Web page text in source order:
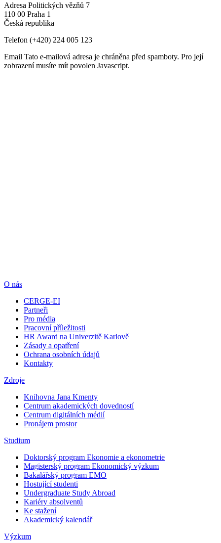
Adresa Politických vězňů 7
110 00 Praha 1
Česká republika
Telefon (+420) 224 005 123
Email Tato e-mailová adresa je chráněna před spamboty. Pro její
zobrazení musíte mít povolen Javascript.
O nás
CERGE-EI
Partneři
Pro média
Pracovní příležitosti
HR Award na Univerzitě Karlově
Zásady a opatření
Ochrana osobních údajů
Kontakty
Zdroje
Knihovna Jana Kmenty
Centrum akademických dovedností
Centrum digitálních médií
Pronájem prostor
Studium
Doktorský program Ekonomie a ekonometrie
Magisterský program Ekonomický výzkum
Bakalářský program EMO
Hostující studenti
Undergraduate Study Abroad
Kariéry absolventů
Ke stažení
Akademický kalendář
Výzkum